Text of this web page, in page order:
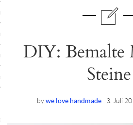
Workshops
Location
Workshops
DIY: Bemalte
Steine
bywe love handmade 3. Juli